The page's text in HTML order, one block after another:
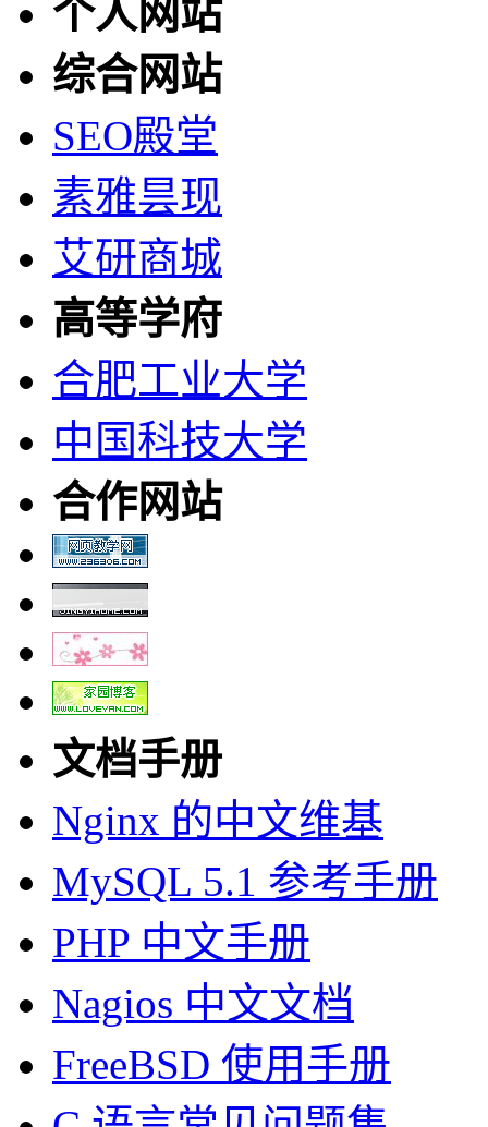
个人网站
综合网站
SEO殿堂
素雅昙现
艾研商城
高等学府
合肥工业大学
中国科技大学
合作网站
文档手册
Nginx 的中文维基
MySQL 5.1 参考手册
PHP 中文手册
Nagios 中文文档
FreeBSD 使用手册